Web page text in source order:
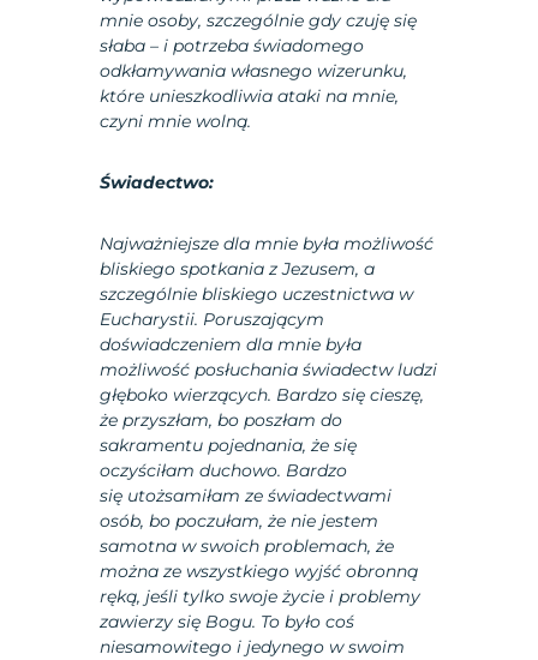
mnie osoby, szczególnie gdy czuję się
słaba – i potrzeba świadomego
odkłamywania własnego wizerunku,
które unieszkodliwia ataki na mnie,
czyni mnie wolną.
Świadectwo:
Najważniejsze dla mnie była możliwość
bliskiego spotkania z Jezusem, a
szczególnie bliskiego uczestnictwa w
Eucharystii. Poruszającym
doświadczeniem dla mnie była
możliwość posłuchania świadectw ludzi
głęboko wierzących. Bardzo się cieszę,
że przyszłam, bo poszłam do
sakramentu pojednania, że się
oczyściłam duchowo. Bardzo
się utożsamiłam ze świadectwami
osób, bo poczułam, że nie jestem
samotna w swoich problemach, że
można ze wszystkiego wyjść obronną
ręką, jeśli tylko swoje życie i problemy
zawierzy się Bogu. To było coś
niesamowitego i jedynego w swoim